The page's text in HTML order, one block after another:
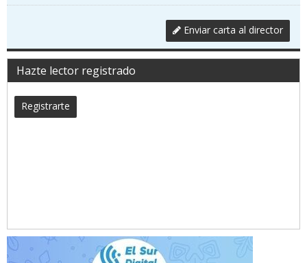
Enviar carta al director
Hazte lector registrado
Registrarte